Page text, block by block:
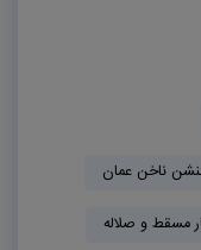
ناخن عمان
مسقط و صلاله